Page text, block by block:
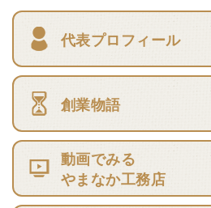
代表プロフィール
創業物語
動画でみる
やまなか工務店